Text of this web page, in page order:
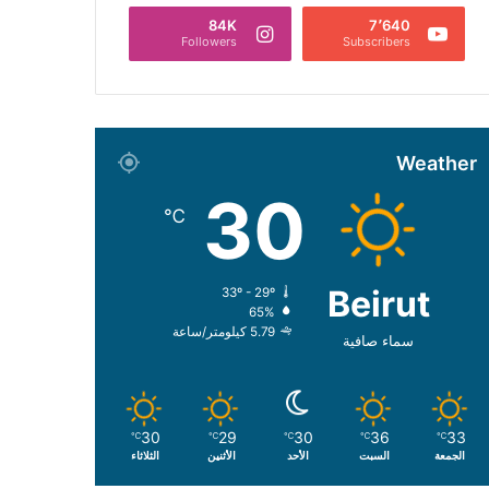
7٬640
Subscribers
84K
Followers
Weather
Beirut
سماء صافية
30
℃
33º - 29º
65%
5.79 كيلومتر/ساعة
33
℃
الجمعة
36
℃
السبت
30
℃
الأحد
29
℃
الأثنين
30
℃
الثلاثاء